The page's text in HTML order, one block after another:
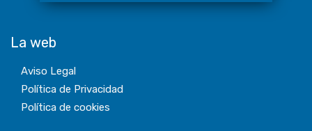
La web
Aviso Legal
Política de Privacidad
Política de cookies